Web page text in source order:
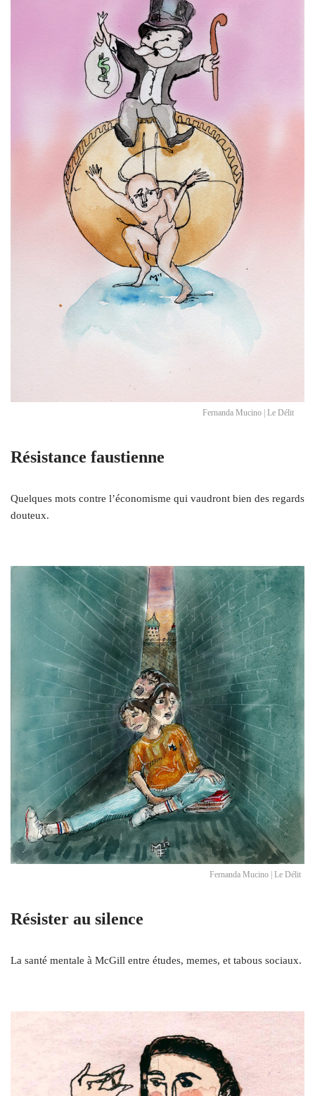
Fernanda Mucino | Le Délit
Résistance faustienne
Quelques mots contre l’économisme qui vaudront bien des regards
douteux.
Fernanda Mucino | Le Délit
Résister au silence
La santé mentale à McGill entre études, memes, et tabous sociaux.